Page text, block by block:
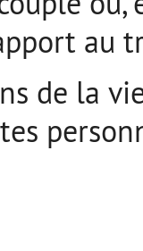
au
de la